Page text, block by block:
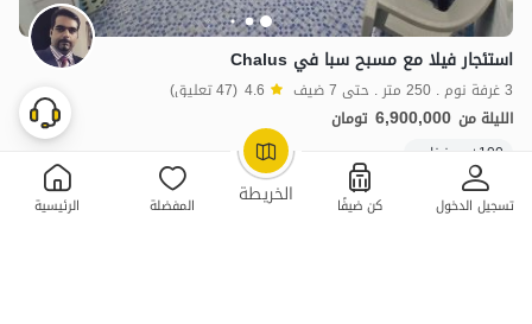
الخريطة تسجيل الدخول كن ضيفًا المفضلة الرئيسية
OpenStreetMap
استئجار فيلا مع مسبح سبا في Chalus
3 غرفة نوم . 250 متر . حتى 7 ضيف 4.6 (47 تعليق)
الليلة من 6,900,000 تومان
100+ حجز ناجح
ممتازة